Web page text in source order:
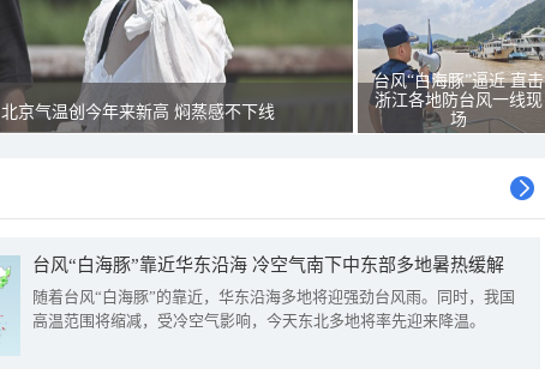
北京气温创今年来新高 焖蒸感不下线
台风“白海豚”逼近 直击
浙江各地防台风一线现
场
台风“白海豚”靠近华东沿海 冷空气南下中东部多地暑热缓解
随着台风“白海豚”的靠近，华东沿海多地将迎强劲台风雨。同时，我国
高温范围将缩减，受冷空气影响，今天东北多地将率先迎来降温。